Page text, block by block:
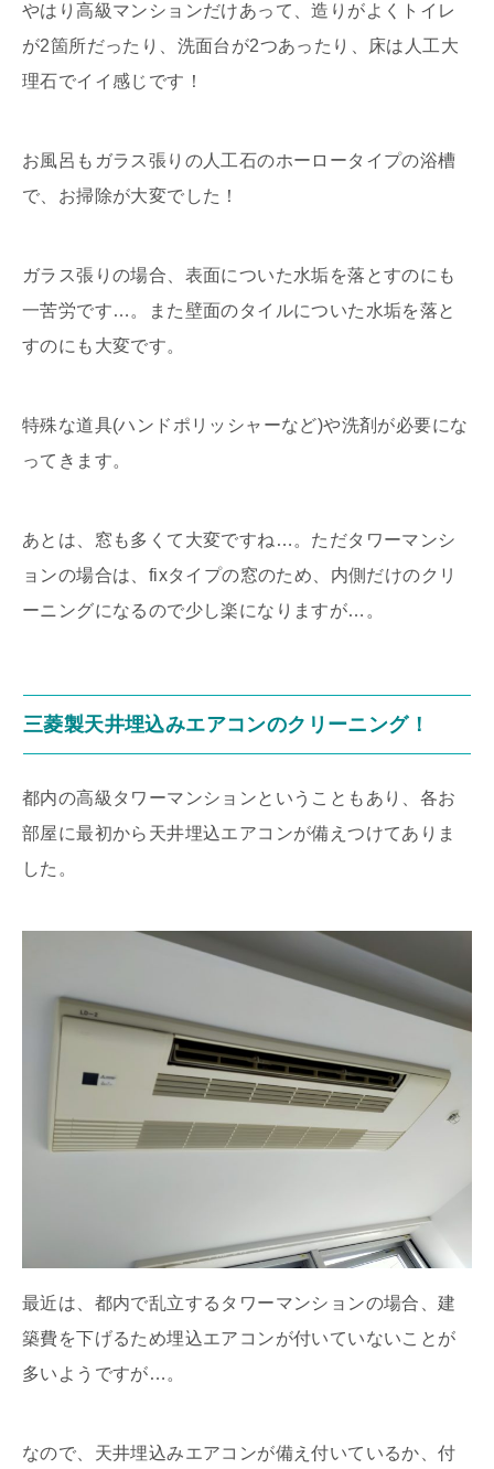
やはり高級マンションだけあって、造りがよくトイレ
が2箇所だったり、洗面台が2つあったり、床は人工大
理石でイイ感じです！
お風呂もガラス張りの人工石のホーロータイプの浴槽
で、お掃除が大変でした！
ガラス張りの場合、表面についた水垢を落とすのにも
一苦労です…。また壁面のタイルについた水垢を落と
すのにも大変です。
特殊な道具(ハンドポリッシャーなど)や洗剤が必要にな
ってきます。
あとは、窓も多くて大変ですね…。ただタワーマンシ
ョンの場合は、fixタイプの窓のため、内側だけのクリ
ーニングになるので少し楽になりますが…。
三菱製天井埋込みエアコンのクリーニング！
都内の高級タワーマンションということもあり、各お
部屋に最初から天井埋込エアコンが備えつけてありま
した。
最近は、都内で乱立するタワーマンションの場合、建
築費を下げるため埋込エアコンが付いていないことが
多いようですが…。
なので、天井埋込みエアコンが備え付いているか、付